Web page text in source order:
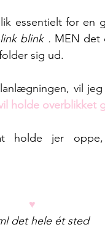
essentielt for en
blink . MEN det
sig ud.
vil
holde overblikket
jer oppe,
♥
det hele ét sted